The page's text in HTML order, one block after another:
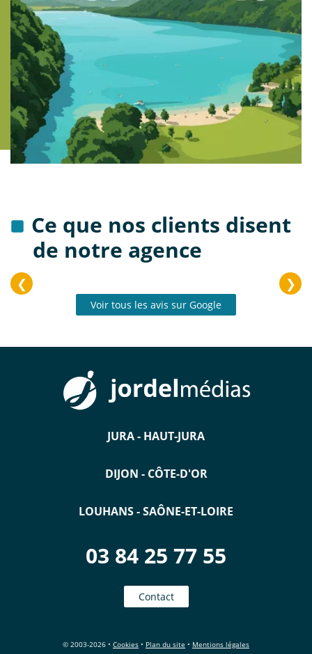
Ce que nos clients disent
de notre agence
❮ ❯
Voir tous les avis sur Google
JURA - HAUT-JURA
DIJON - CÔTE-D'OR
LOUHANS - SAÔNE-ET-LOIRE
03 84 25 77 55
Contact
© 2003-2026 • Cookies • Plan du site • Mentions légales